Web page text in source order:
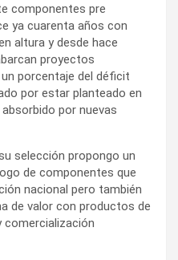
componentes pre
ya cuarenta años con
altura y desde hace
proyectos
porcentaje del déficit
por estar planteado en
por nuevas
selección propongo un
de componentes que
nacional pero también
de valor con productos de
comercialización